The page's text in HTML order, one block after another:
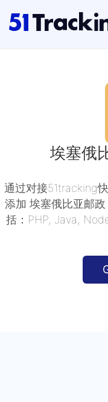
埃塞俄
通过对接51tracking
添加 埃塞俄比亚邮
括：PHP, Java,